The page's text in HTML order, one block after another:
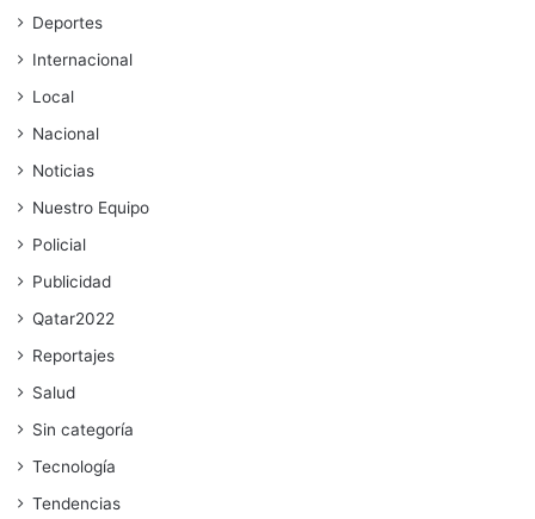
Deportes
Internacional
Local
Nacional
Noticias
Nuestro Equipo
Policial
Publicidad
Qatar2022
Reportajes
Salud
Sin categoría
Tecnología
Tendencias